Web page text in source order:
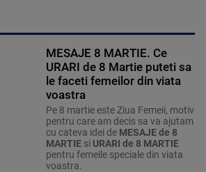
MESAJE 8 MARTIE. Ce
URARI de 8 Martie puteti sa
le faceti femeilor din viata
voastra
Pe 8 martie este Ziua Femeii, motiv
pentru care am decis sa va ajutam
cu cateva idei de MESAJE de 8
MARTIEsi URARI de 8 MARTIE
pentru femeile speciale din viata
voastra.